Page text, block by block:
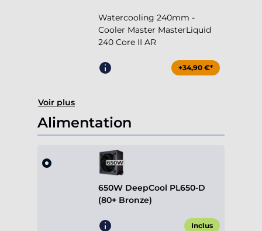
Watercooling 240mm -
Cooler Master MasterLiquid
240 Core II AR
+34,90 €*
Voir plus
Alimentation
650W DeepCool PL650-D
(80+ Bronze)
Inclus